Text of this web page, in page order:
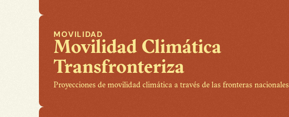
MOVILIDAD
Movilidad Climática
Transfronteriza
Proyecciones de movilidad climática a través de las fronteras nacionales